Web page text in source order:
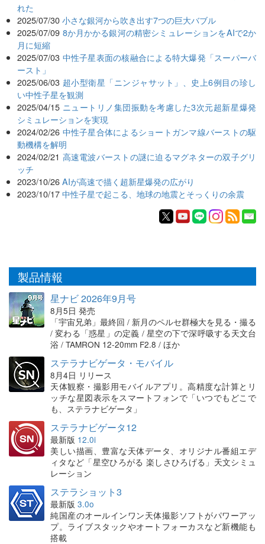
れた
2025/07/30 小さな銀河から吹き出す7つの巨大バブル
2025/07/09 8か月かかる銀河の精密シミュレーションをAIで2か
月に短縮
2025/07/03 中性子星表面の核融合による特大爆発「スーパーバ
ースト」
2025/06/03 超小型衛星「ニンジャサット」、史上6例目の珍し
い中性子星を観測
2025/04/15 ニュートリノ集団振動を考慮した3次元超新星爆発
シミュレーションを実現
2024/02/26 中性子星合体によるショートガンマ線バーストの駆
動機構を解明
2024/02/21 高速電波バーストの謎に迫るマグネターの双子グリ
ッチ
2023/10/26 AIが高速で描く超新星爆発の広がり
2023/10/17 中性子星で起こる、地球の地震とそっくりの余震
製品情報
星ナビ 2026年9月号
8月5日 発売
「宇宙兄弟」最終回 / 新月のペルセ群極大を見る・撮る
/ 変わる「惑星」の定義 / 星空の下で深呼吸する天文台
浴 / TAMRON 12-20mm F2.8 / ほか
ステラナビゲータ・モバイル
8月4日 リリース
天体観察・撮影用モバイルアプリ。高精度な計算とリ
ッチな星図表示をスマートフォンで「いつでもどこで
も、ステラナビゲータ」
ステラナビゲータ12
最新版 12.0i
美しい描画、豊富な天体データ、オリジナル番組エデ
ィタなど「星空ひろがる 楽しさひろげる」天文シミュ
レーション
ステラショット3
最新版 3.0o
純国産のオールインワン天体撮影ソフトがパワーアッ
プ。ライブスタックやオートフォーカスなど新機能も
搭載